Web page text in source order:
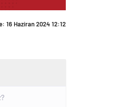
16 Haziran 2024 12:12